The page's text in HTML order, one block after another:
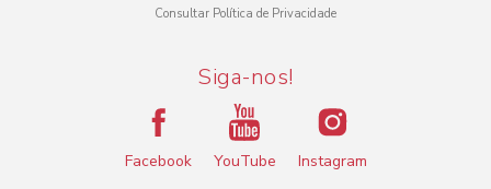
Consultar Política de Privacidade
Siga-nos!
Facebook YouTube Instagram